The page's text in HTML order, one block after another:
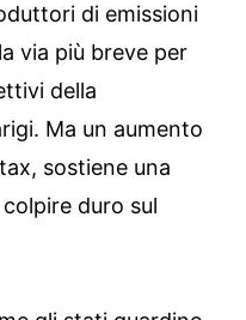
di emissioni
via più breve per
della
Ma un aumento
sostiene una
duro sul